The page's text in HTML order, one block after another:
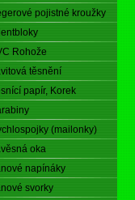
pojistné kroužky
Rohože
těsnění
papír, Korek
(mailonky)
oka
napínáky
svorky